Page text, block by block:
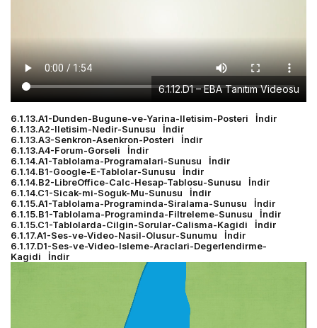
6.1.12.D1 – EBA Tanıtım Videosu
6.1.13.A1-Dunden-Bugune-ve-Yarina-Iletisim-Posteri
İndir
6.1.13.A2-Iletisim-Nedir-Sunusu
İndir
6.1.13.A3-Senkron-Asenkron-Posteri
İndir
6.1.13.A4-Forum-Gorseli
İndir
6.1.14.A1-Tablolama-Programalari-Sunusu
İndir
6.1.14.B1-Google-E-Tablolar-Sunusu
İndir
6.1.14.B2-LibreOffice-Calc-Hesap-Tablosu-Sunusu
İndir
6.1.14.C1-Sicak-mi-Soguk-Mu-Sunusu
İndir
6.1.15.A1-Tablolama-Programinda-Siralama-Sunusu
İndir
6.1.15.B1-Tablolama-Programinda-Filtreleme-Sunusu
İndir
6.1.15.C1-Tablolarda-Cilgin-Sorular-Calisma-Kagidi
İndir
6.1.17.A1-Ses-ve-Video-Nasil-Olusur-Sunumu
İndir
6.1.17.D1-Ses-ve-Video-Isleme-Araclari-Degerlendirme-
Kagidi
İndir